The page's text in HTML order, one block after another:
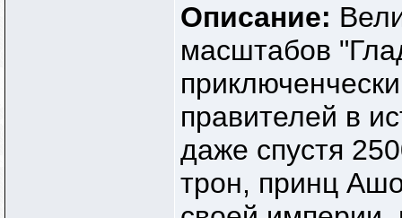
Описание:
масштабов
правителей в
даже спустя
трон, принц